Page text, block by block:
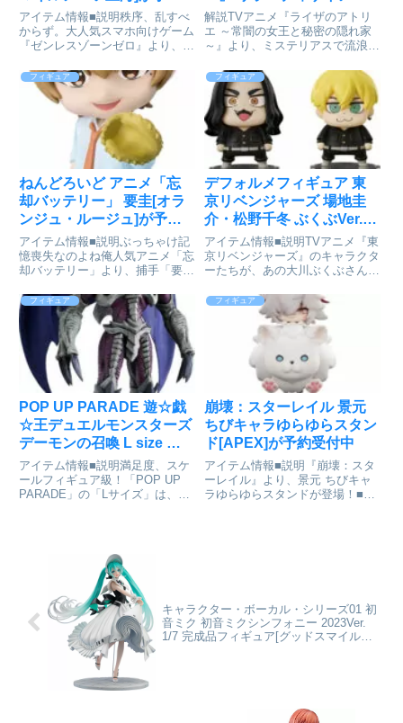
受付中
アイテム情報■説明秩序、乱すべ
からず。大人気スマホ向けゲーム
『ゼンレスゾーンゼロ』より、
て登場です！・表情パーツ：「冷
静顔」「がっかり顔」「美味しい
顔」・オプションパーツ：「無尾
ちゃん」「骸討ち・無尾」「メロ
水着 Ver. フィギュア
[Solarain]が予約受付開始
解説TVアニメ『ライザのアトリ
エ ～常闇の女王と秘密の隠れ家
～』より、ミステリアスで流浪の
水着姿で1/7スケールフィギュア
化！アニメ第5話の海辺特訓シー
ンをモチーフに、凛々しい水着姿
のリラを完全再現！その美しさ...
フィギュア
ねんどろいど アニメ「忘
却バッテリー」 要圭[オラ
ンジュ・ルージュ]が予約
受付中
アイテム情報■説明ぶっちゃけ記
憶喪失なのよね俺人気アニメ「忘
却バッテリー」より、捕手「要
です！●表情パーツ：「笑顔」
「真剣顔」「パイ毛～～～！！
顔」●オプションパーツ：「キャ
ッチャーミット」「バット」「ボ
ール」...
フィギュア
デフォルメフィギュア 東
京リベンジャーズ 場地圭
介・松野千冬 ぶくぶVer.
[グッドスマイルアーツ上
海]が予約受付開始
アイテム情報■説明TVアニメ『東
京リベンジャーズ』のキャラクタ
ーたちが、あの大川ぶくぶさん描
アとして登場！※画像は日本版仕
様となります。※1BOX2個入り
（全2種）※プラスチック製 塗装
済み完成品、専用台座付属...
フィギュア
POP UP PARADE 遊☆戯
☆王デュエルモンスターズ
デーモンの召喚 L size 完
成品フィギュア[グッドス
マイルカンパニー]が予約
受付中
アイテム情報■説明満足度、スケ
ールフィギュア級！「POP UP
PARADE」の「Lサイズ」は、フ
約220mm遊☆戯☆王デュエルモ
ンスターズ_L si...
フィギュア
崩壊：スターレイル 景元
ちびキャラゆらゆらスタン
ド[APEX]が予約受付中
アイテム情報■説明『崩壊：スタ
ーレイル』より、景元 ちびキャ
ラゆらゆらスタンドが登場！■サ
キャラクター・ボーカル・シリーズ01 初
音ミク 初音ミクシンフォニー 2023Ver.
1/7 完成品フィギュア[グッドスマイルカ